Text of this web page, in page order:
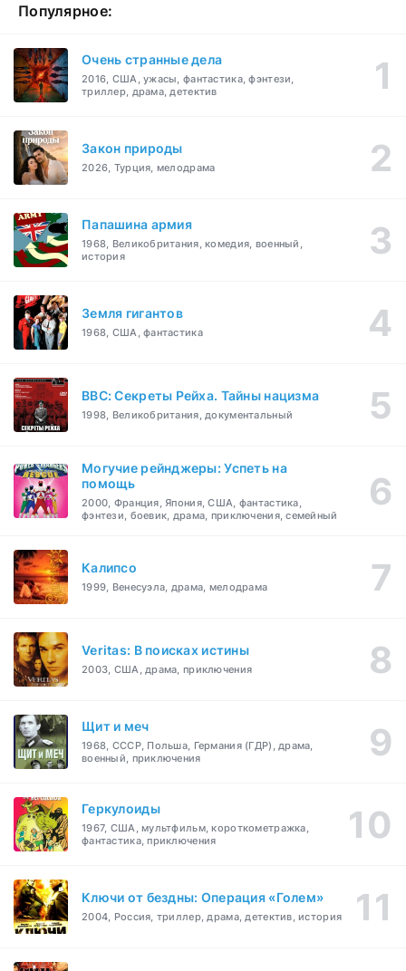
Популярное:
Очень странные дела
2016, США, ужасы, фантастика, фэнтези,
триллер, драма, детектив
Закон природы
2026, Турция, мелодрама
Папашина армия
1968, Великобритания, комедия, военный,
история
Земля гигантов
1968, США, фантастика
BBC: Секреты Рейха. Тайны нацизма
1998, Великобритания, документальный
Могучие рейнджеры: Успеть на
помощь
2000, Франция, Япония, США, фантастика,
фэнтези, боевик, драма, приключения, семейный
Калипсо
1999, Венесуэла, драма, мелодрама
Veritas: В поисках истины
2003, США, драма, приключения
Щит и меч
1968, СССР, Польша, Германия (ГДР), драма,
военный, приключения
Геркулоиды
1967, США, мультфильм, короткометражка,
фантастика, приключения
Ключи от бездны: Операция «Голем»
2004, Россия, триллер, драма, детектив, история